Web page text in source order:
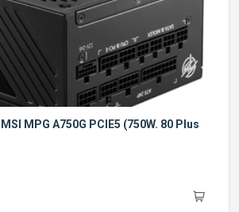
MPG A750G PCIE5 (750W. 80 Plus